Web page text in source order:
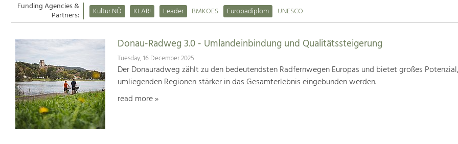
Funding Agencies &
Partners: Kultur NÖ KLAR! Leader BMKOES Europadiplom UNESCO
Donau-Radweg 3.0 - Umlandeinbindung und Qualitätssteigerung
Tuesday, 16 December 2025
Der Donauradweg zählt zu den bedeutendsten Radfernwegen Europas und bietet großes
umliegenden Regionen stärker in das Gesamterlebnis eingebunden werden.
read more »